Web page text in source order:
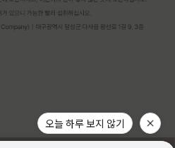
오늘 하루 보지 않기